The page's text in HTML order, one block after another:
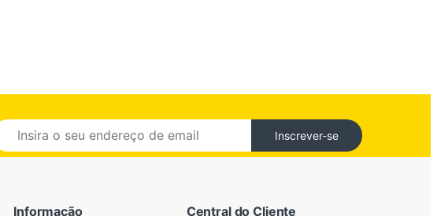
Inscrever-se
Informação Central do Cliente